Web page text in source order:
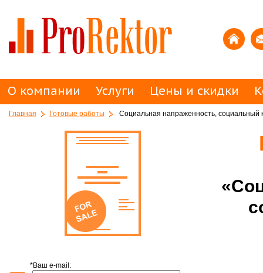
О компании Услуги Цены и скидки
Главная Готовые работы Социальная напраженность, социальный
*Ваш e-mail: